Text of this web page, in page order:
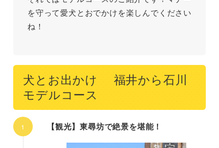
を守って愛犬とおでかけを楽しんでください
ね！
犬とお出かけ 福井から石川
モデルコース
【観光】東尋坊で絶景を堪能！